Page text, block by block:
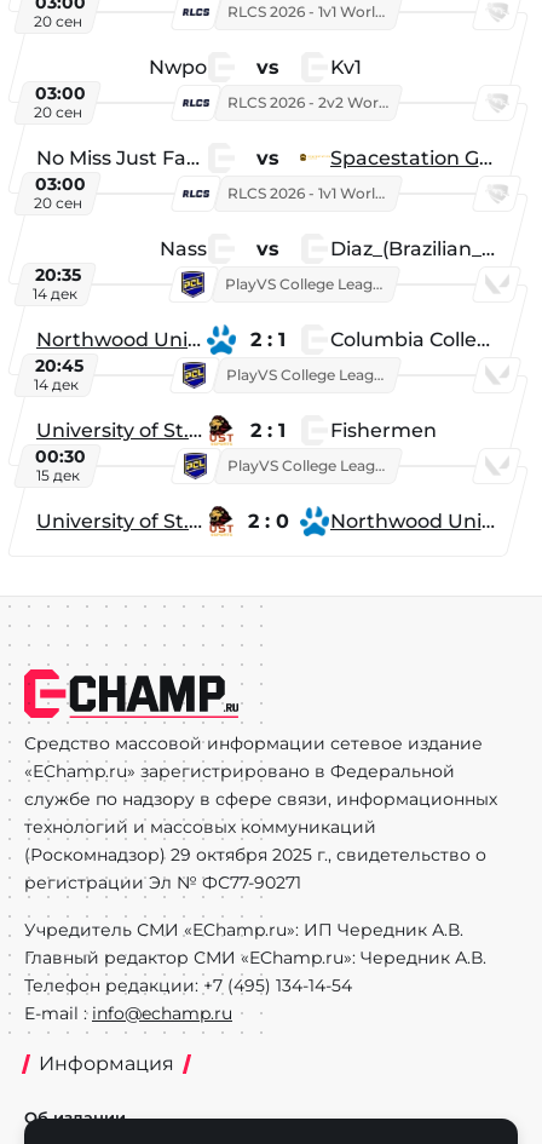
20 сен
RLCS 2026 - 1v1 World Championship
Nwpo vs Kv1
03:00
20 сен
RLCS 2026 - 2v2 World Championship
No Miss Just Fake vs Spacestation Gaming
03:00
20 сен
RLCS 2026 - 1v1 World Championship
Nass vs Diaz_(Brazilian_Player)
20:35
14 дек
PlayVS College League 2025: Fall
Northwood University 2 : 1 Columbia College
20:45
14 дек
PlayVS College League 2025: Fall
University of St. Thomas 2 : 1 Fishermen
00:30
15 дек
PlayVS College League 2025: Fall
University of St. Thomas 2 : 0 Northwood University
Средство массовой информации сетевое издание
«EChamp.ru» зарегистрировано в Федеральной
службе по надзору в сфере связи, информационных
технологий и массовых коммуникаций
(Роскомнадзор) 29 октября 2025 г., свидетельство о
регистрации Эл № ФС77-90271
Учредитель СМИ «EChamp.ru»: ИП Чередник А.В.
Главный редактор СМИ «EChamp.ru»: Чередник А.В.
Телефон редакции: +7 (495) 134-14-54
E-mail : info@echamp.ru
Информация
Об издании